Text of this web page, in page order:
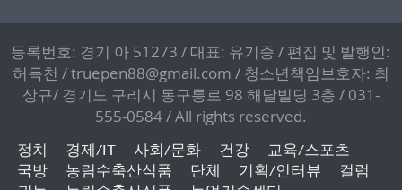
등록번호: 경기 아 51273 / 대표: 유기종 / 편집 및 발행인:
허득천 / truepen88@gmail.com / 청소년책임보호자: 최
상규/ 경기도 구리시 동구릉로 98 해달빌딩 3층 / 031-
555-0584 / All rights reserved.
정치 경제/IT 사회/문화 건강
교육/스포츠
국방
농림수축산식품 단체 기획/인터뷰
컬럼